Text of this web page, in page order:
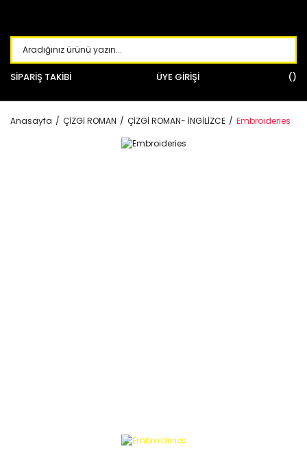
SİPARİŞ TAKİBİ ÜYE GİRİŞİ
Anasayfa ÇİZGİ ROMAN ÇİZGİ ROMAN- İNGİLİZCE Embroideries